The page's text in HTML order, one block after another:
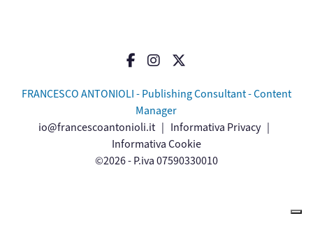
FRANCESCO ANTONIOLI - Publishing Consultant - Content
Manager
io@francescoantonioli.it | Informativa Privacy|
Informativa Cookie
©2026 - P.iva 07590330010